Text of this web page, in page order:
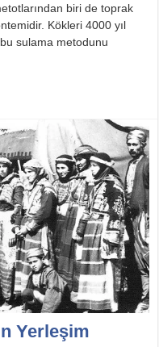
biri de toprak
Kökleri 4000 yıl
sulama metodunu
Yerleşim